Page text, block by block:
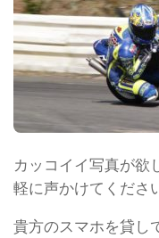
カッコイイ写真が欲
軽に声かけてくださ
貴方のスマホを貸し